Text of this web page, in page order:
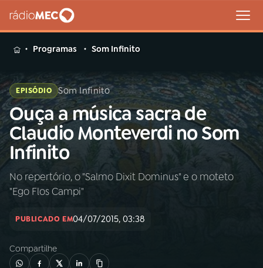
MENU
Buscar
na
Rádio
MEC
Buscar
Início AO VIVO
INÍCIO
02A RÁDIO
Programas Som Infinito
EPISÓDIO Som Infinito
Ouça a música sacra de
Claudio Monteverdi no Som
Infinito
No repertório, o "Salmo Dixit Dominus" e o moteto
"Ego Flos Campi"
PUBLICADO EM04/07/2015, 03:38
Compartilhe